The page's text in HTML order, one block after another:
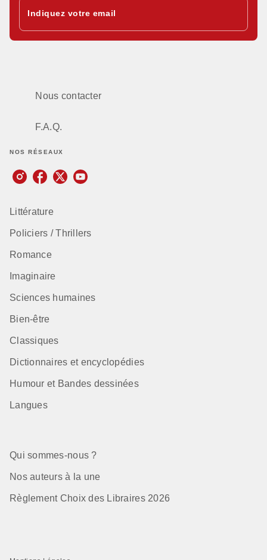
Indiquez votre email
Nous contacter
F.A.Q.
NOS RÉSEAUX
Littérature
Policiers / Thrillers
Romance
Imaginaire
Sciences humaines
Bien-être
Classiques
Dictionnaires et encyclopédies
Humour et Bandes dessinées
Langues
Qui sommes-nous ?
Nos auteurs à la une
Règlement Choix des Libraires 2026